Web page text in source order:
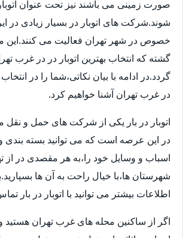
صورت زمینی می باشند نیز تحت عنوان
شوند.شرکت های اتوبار در بسیار زیادی در
خصوص در شهر تهران فعالیت می
گشته که انتخاب بهترین اتوبار در در غرب
گردد.در ادامه با بیان نکاتی،شما را در انتخاب
در غرب تهران آشنا خواهیم کرد.
اتوبار در بار یکی از شرکت های حمل و نقل
در این عرصه است که می توانید بسته بندی
اسباب و وسایل خود را،به هر مقصدی در از
شهرستان ها،با خیال راحت به آن ها
اطلاعات بیشتر می توانید با اتوبار در بار
اگر از ساکنین محله های غرب تهران هستید